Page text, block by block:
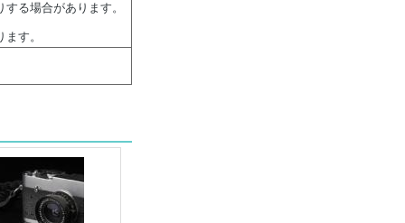
る場合があります。
す。